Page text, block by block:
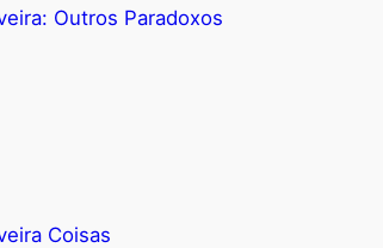
Outros Paradoxos
Coisas